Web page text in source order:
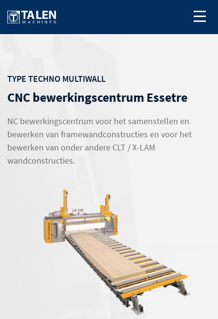
TYPE TECHNO MULTIWALL
CNC bewerkingscentrum Essetre
NC bewerkingscentrum voor het samenstellen en
bewerken van framewandconstructies en voor het
bewerken van onder andere CLT / X-LAM
wandconstructies.